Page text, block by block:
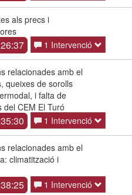
als precs i
1 Intervenció
relacionades amb el
queixes de sorolls
i falta de
del CEM El Turó
1 Intervenció
relacionades amb el
climatització i
1 Intervenció